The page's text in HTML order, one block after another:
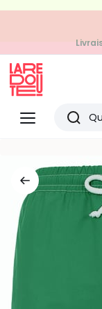
Menu
Redoute
vus